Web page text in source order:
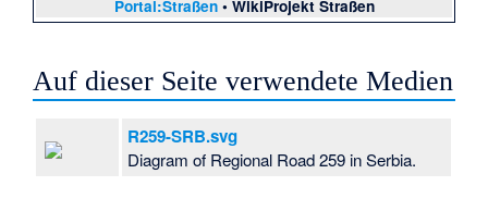
Portal:Straßen• WikiProjekt Straßen
Auf dieser Seite verwendete Medien
R259-SRB.svg
Diagram of Regional Road 259 in Serbia.